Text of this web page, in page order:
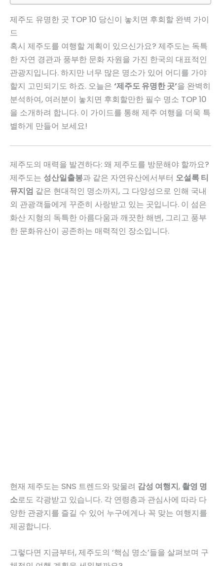
제주도 유명한 곳 TOP 10 당신이 놓치면 후회할 완벽 가이
드
혹시 제주도를 여행할 계획이 있으신가요? 제주도는 독특
한 자연 경관과 풍부한 문화 자원을 가진 한국의 대표적인
관광지입니다. 하지만 너무 많은 명소가 있어 어디를 가야
할지 고민되기도 하죠. 오늘은 ‘제주도 유명한 곳’을 완벽히
분석하여, 여러분이 놓치면 후회할만한 필수 명소 TOP 10
을 소개하려 합니다. 이 가이드를 통해 제주 여행을 더욱 특
별하게 만들어 보세요!
제주도의 매력을 발견하다: 왜 제주도를 방문해야 할까요?
제주도는 성산일출봉과 같은 자연유산에서부터 오설록 티
뮤지엄 같은 현대적인 명소까지, 그 다양성으로 인해 국내
외 관광객들에게 꾸준히 사랑받고 있는 곳입니다. 이 섬은
화산 지형의 독특한 아름다움과 깨끗한 해변, 그리고 풍부
한 문화유산이 공존하는 매력적인 장소입니다.
현재 제주도는 SNS 트렌드와 맞물려 감성 여행지, 촬영 명
소로도 각광받고 있습니다. 각 연령층과 관심사에 따라 다
양한 관광지를 즐길 수 있어 누구에게나 꼭 맞는 여행지를
제공합니다.
그렇다면 지금부터, 제주도의 ‘핵심 명소’들을 살펴보며 구